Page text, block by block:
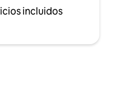
incluidos